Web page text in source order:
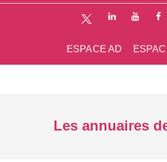
ESPACE AD
Les annuaires